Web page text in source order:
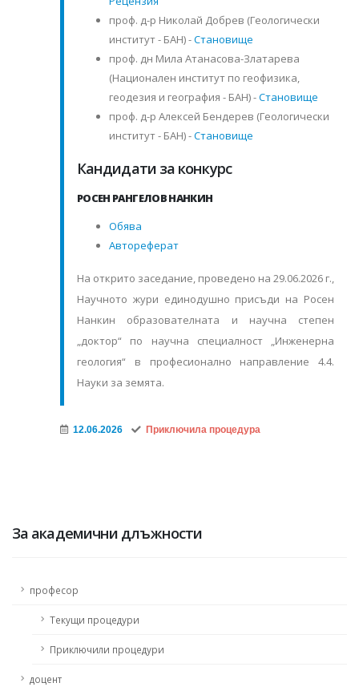
проф. д-р Николай Добрев (Геологически
институт - БАН) -Становище
проф. дн Мила Атанасова-Златарева
(Национален институт по геофизика,
геодезия и география - БАН) -Становище
проф. д-р Алексей Бендерев (Геологически
институт - БАН) -Становище
Кандидати за конкурс
РОСЕН РАНГЕЛОВ НАНКИН
Обява
Автореферат
На открито заседание, проведено на 29.06.2026 г.,
Научното жури единодушно присъди на Росен
Нанкин образователната и научна степен
„доктор“ по научна специалност „Инженерна
геология“ в професионално направление 4.4.
Науки за земята.
12.06.2026 Приключила процедура
За академични длъжности
професор
Текущи процедури
Приключили процедури
доцент